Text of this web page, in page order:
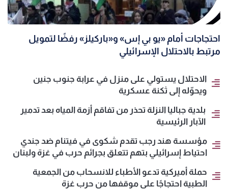
احتجاجات أمام «يو بي إس» و«باركيلز» رفضًا لتمويل
مرتبط بالاحتلال الإسرائيلي
الاحتلال يستولي على منزل في عرابة جنوب جنين
ويحوّله إلى ثكنة عسكرية
بلدية جباليا النزلة تحذر من تفاقم أزمة المياه بعد تدمير
الآبار الرئيسية
مؤسسة هند رجب تقدم شكوى في فيتنام ضد جندي
احتياط إسرائيلي بتهم تتعلق بجرائم حرب في غزة ولبنان
حملة أميركية تدعو الأطباء للانسحاب من الجمعية
الطبية احتجاجًا على موقفها من حرب غزة